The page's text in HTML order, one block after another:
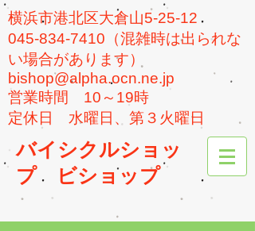
横浜市港北区大倉山5-25-12
045-834-7410（混雑時は出られな
い場合があります）
bishop@alpha.ocn.ne.jp
​営業時間 10～19時
​定休日 水曜日、第３火曜日
バイシクルショッ
プ
ビショップ